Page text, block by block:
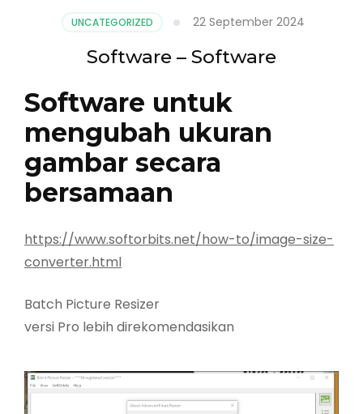
UNCATEGORIZED 22 September 2024
Software – Software
Software untuk
mengubah ukuran
gambar secara
bersamaan
https://www.softorbits.net/how-to/image-size-
converter.html
Batch Picture Resizer
versi Pro lebih direkomendasikan